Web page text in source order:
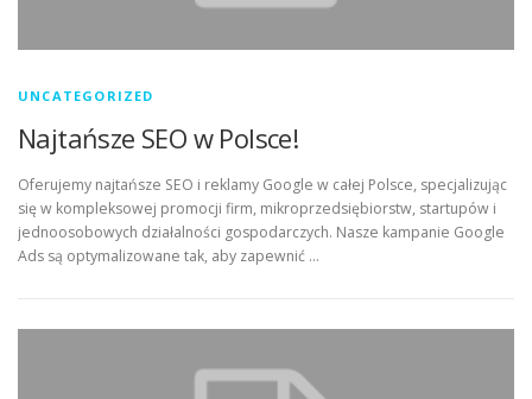
UNCATEGORIZED
Najtańsze SEO w Polsce!
Oferujemy najtańsze SEO i reklamy Google w całej Polsce, specjalizując
się w kompleksowej promocji firm, mikroprzedsiębiorstw, startupów i
jednoosobowych działalności gospodarczych. Nasze kampanie Google
Ads są optymalizowane tak, aby zapewnić …